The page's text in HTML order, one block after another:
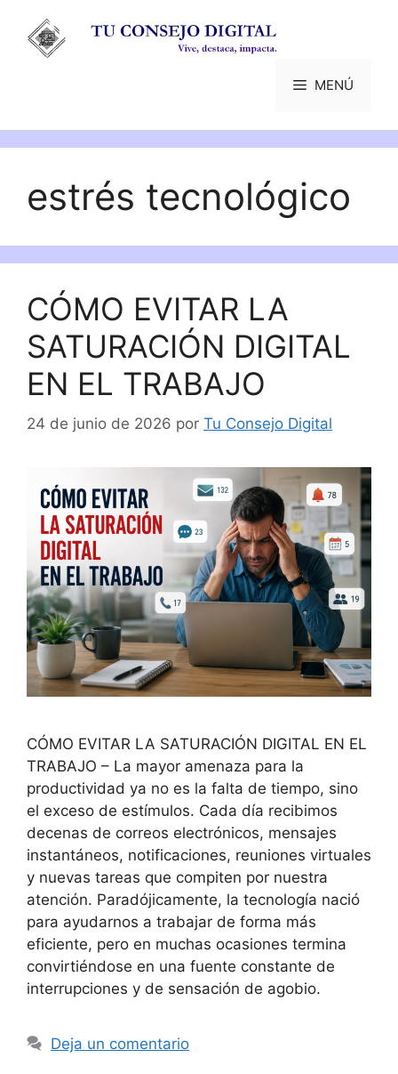
contenido
MENÚ
estrés tecnológico
CÓMO EVITAR LA
SATURACIÓN DIGITAL
EN EL TRABAJO
24 de junio de 2026 por Tu Consejo Digital
CÓMO EVITAR LA SATURACIÓN DIGITAL EN EL
TRABAJO – La mayor amenaza para la
productividad ya no es la falta de tiempo, sino
el exceso de estímulos. Cada día recibimos
decenas de correos electrónicos, mensajes
instantáneos, notificaciones, reuniones virtuales
y nuevas tareas que compiten por nuestra
atención. Paradójicamente, la tecnología nació
para ayudarnos a trabajar de forma más
eficiente, pero en muchas ocasiones termina
convirtiéndose en una fuente constante de
interrupciones y de sensación de agobio.
Deja un comentario